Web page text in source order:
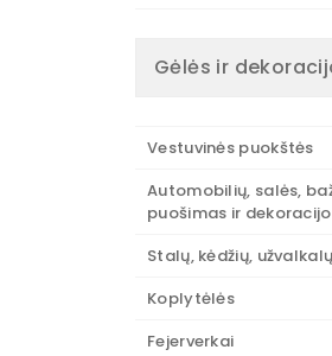
Gėlės ir
Vestuvinės puokštės
Automobilių, salės,
puošimas ir
Stalų, kėdžių,
Koplytėlės
Fejerverkai